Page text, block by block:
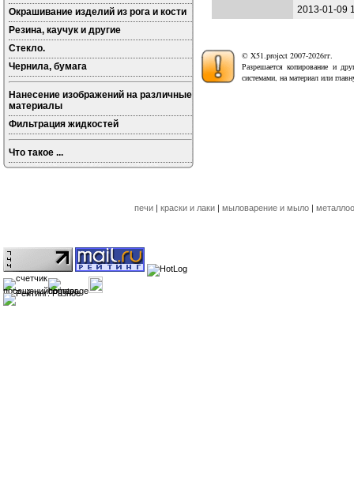
Окрашивание изделий из рога и кости
Резина, каучук и другие
Стекло.
Чернила, бумага
Нанесение изображений на различные
материалы
Фильтрация жидкостей
Что такое ...
2013-01-09
© X51.project 2007-2026гг.
Разрешается копирование и
системами, на материал или
печи | краски и лаки | мыловарение и мыло |